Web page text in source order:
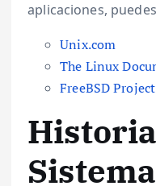
aplicaciones,
Unix.com
The Linux
FreeBSD Project